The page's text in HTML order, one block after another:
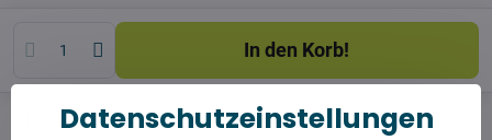
In den Korb!
Watchdog Sendungen
Datenschutzeinstellungen